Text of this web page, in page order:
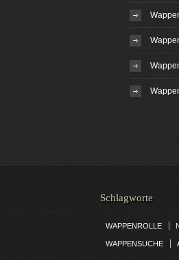
Schlagworte
WAPPENROLLE
WAPPENSUCHE